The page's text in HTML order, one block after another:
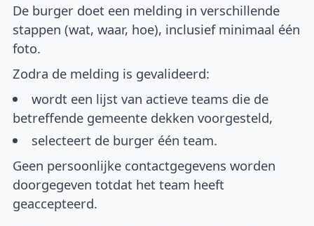
De burger doet een melding in verschillende
stappen (wat, waar, hoe), inclusief minimaal één
foto.
Zodra de melding is gevalideerd:
wordt een lijst van actieve teams die de
betreffende gemeente dekken voorgesteld,
selecteert de burger één team.
Geen persoonlijke contactgegevens worden
doorgegeven totdat het team heeft
geaccepteerd.